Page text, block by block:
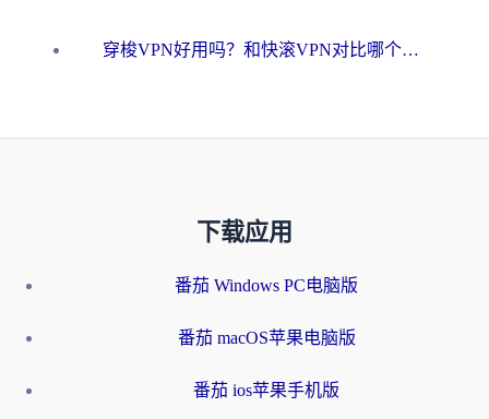
穿梭VPN好用吗？和快滚VPN对比哪个回国效果更好？海外党选回国加速器必看指南
下载应用
番茄 Windows PC电脑版
番茄 macOS苹果电脑版
番茄 ios苹果手机版